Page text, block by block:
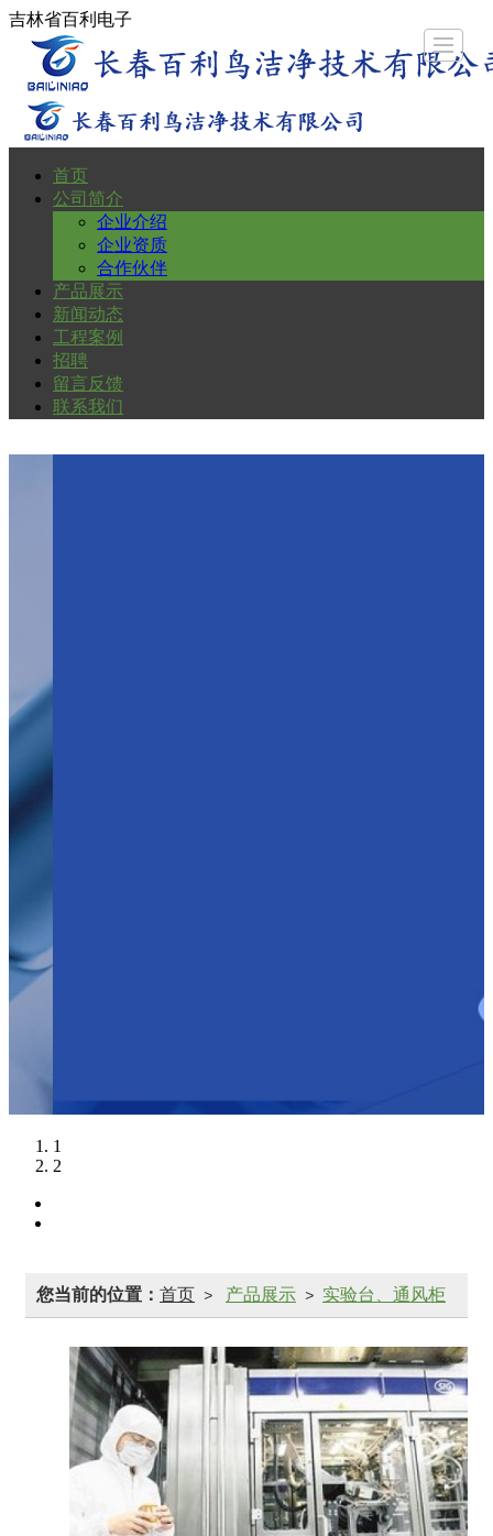
吉林省百利电子
首页 公司
简介 展示
首页
公司简介
企业介绍
企业资质
合作伙伴
产品展示
新闻动态
工程案例
招聘
留言反馈
联系我们
1
2
您当前的位置： 首页 > 产品展示 > 实验台、通风柜